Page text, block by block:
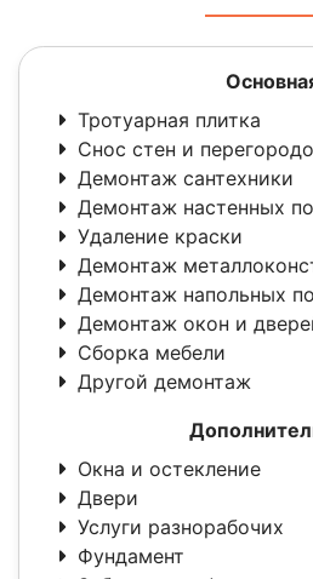
Тротуарная плитка
Снос стен и
Демонтаж сантехники
Демонтаж настенных
Удаление краски
Демонтаж
Демонтаж напольных
Демонтаж окон и
Сборка мебели
Другой демонтаж
Окна и остекление
Двери
Услуги разнорабочих
Фундамент